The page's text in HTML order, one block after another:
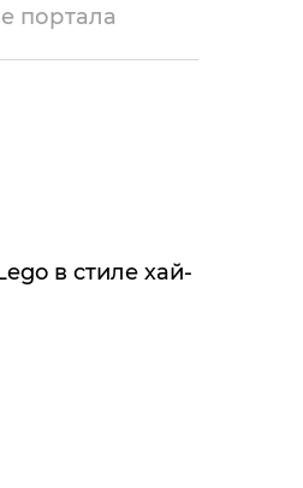
портала
в стиле хай-